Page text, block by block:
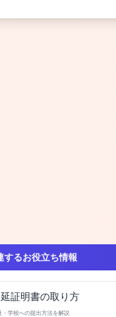
するお役立ち情報
証明書の取り方
・学校への提出方法を解説